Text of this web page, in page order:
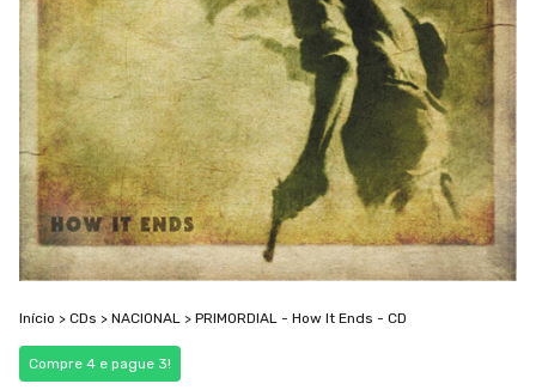
Início > CDs > NACIONAL > PRIMORDIAL - How It Ends - CD
Compre 4 e pague 3!